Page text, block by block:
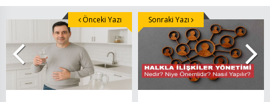
Önceki Yazı Sonraki Yazı